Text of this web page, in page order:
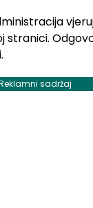
sadržaj